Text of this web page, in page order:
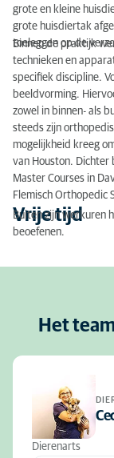
grote en kleine
grote huisdiertak
toeleggen op de
Binnen de praktijk
technieken en
specifiek discipline.
beeldvorming.
zowel in binnen- als
steeds zijn
mogelijkheid kreeg
van Houston. Dichter
Master Courses in
Flemisch Orthopedic
Vrije tijd
Buiten zijn werkuren
beoefenen.
Het
Dierenarts